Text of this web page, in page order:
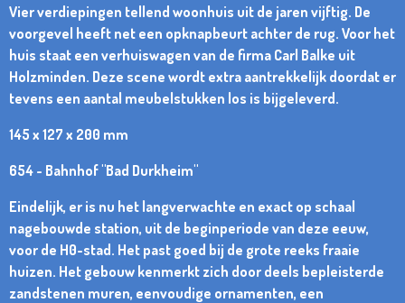
Vier verdiepingen tellend woonhuis uit de jaren vijftig. De
voorgevel heeft net een opknapbeurt achter de rug. Voor het
huis staat een verhuiswagen van de firma Carl Balke uit
Holzminden. Deze scene wordt extra aantrekkelijk doordat er
tevens een aantal meubelstukken los is bijgeleverd.
145 x 127 x 200 mm
654 - Bahnhof "Bad Durkheim"
Eindelijk, er is nu het langverwachte en exact op schaal
nagebouwde station, uit de beginperiode van deze eeuw,
voor de H0-stad. Het past goed bij de grote reeks fraaie
huizen. Het gebouw kenmerkt zich door deels bepleisterde
zandstenen muren, eenvoudige ornamenten, een